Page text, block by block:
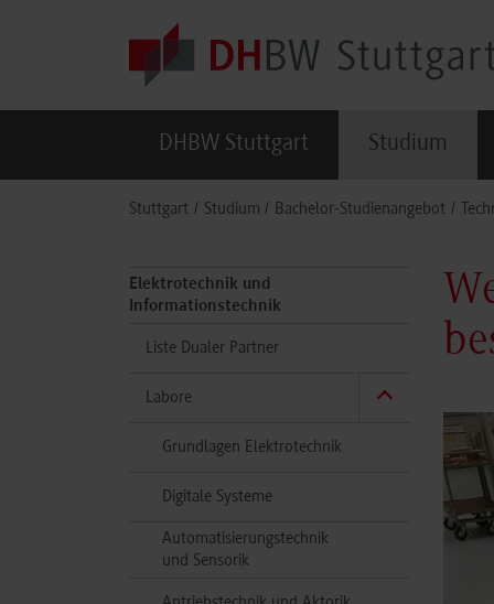
DHBW Stuttgart Studium
Stuttgart Studium Bachelor-Studienangebot
Elektrotechnik und
Informationstechnik
Liste Dualer Partner
Labore
Grundlagen Elektrotechnik
Digitale Systeme
Automatisierungstechnik
und Sensorik